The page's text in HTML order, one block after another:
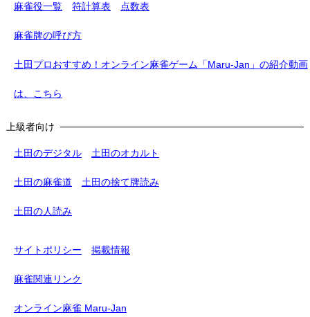
麻雀役一覧 符計算表 点数表
麻雀牌の呼び方
土田プロおすすめ！オンライン麻雀ゲーム「Maru-Jan」の紹介動画
は、こちら
上級者向け
土田のデジタル 土田のオカルト
土田の麻雀道 土田の捨て牌読み
土田の人読み
サイトポリシー 掲載情報
麻雀関連リンク
オンライン麻雀 Maru-Jan